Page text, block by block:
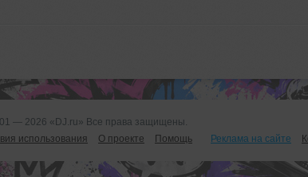
— 2026 «DJ.ru» Все права защищены.
использования
О проекте Помощь Реклама на сайте